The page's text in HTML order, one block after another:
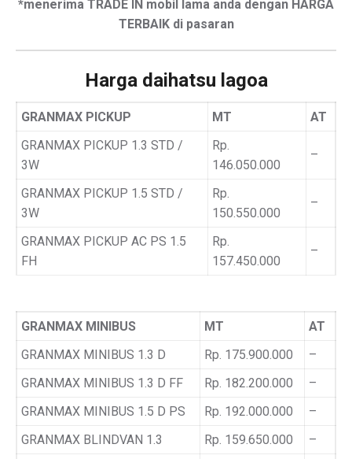
*menerima TRADE IN mobil lama anda dengan HARGA
TERBAIK di pasaran
Harga daihatsu lagoa
GRANMAX PICKUP MT
AT
GRANMAX PICKUP 1.3 STD /
3W
Rp.
146.050.000
–
GRANMAX PICKUP 1.5 STD /
3W
Rp.
150.550.000
–
GRANMAX PICKUP AC PS 1.5
FH
Rp.
157.450.000
–
GRANMAX MINIBUS MT
AT
GRANMAX MINIBUS 1.3 D
Rp. 175.900.000
–
GRANMAX MINIBUS 1.3 D FF
Rp. 182.200.000
–
GRANMAX MINIBUS 1.5 D PS
Rp. 192.000.000
–
GRANMAX BLINDVAN 1.3
Rp. 159.650.000
–